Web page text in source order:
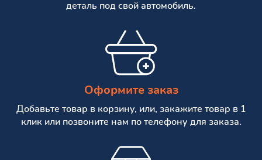
деталь под свой автомобиль.
Оформите заказ
Добавьте товар в корзину, или, закажите товар в 1
клик или позвоните нам по телефону для заказа.